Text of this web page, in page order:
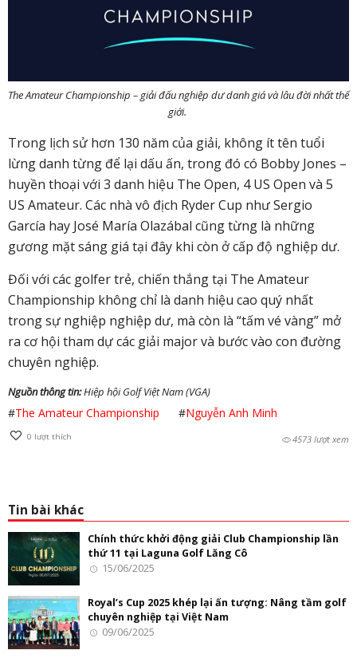
The Amateur Championship – giải đấu nghiệp dư danh giá và lâu đời nhất thế
giới.
Trong lịch sử hơn 130 năm của giải, không ít tên tuổi
lừng danh từng để lại dấu ấn, trong đó có Bobby Jones –
huyền thoại với 3 danh hiệu The Open, 4 US Open và 5
US Amateur. Các nhà vô địch Ryder Cup như Sergio
García hay José María Olazábal cũng từng là những
gương mặt sáng giá tại đây khi còn ở cấp độ nghiệp dư.
Đối với các golfer trẻ, chiến thắng tại The Amateur
Championship không chỉ là danh hiệu cao quý nhất
trong sự nghiệp nghiệp dư, mà còn là “tấm vé vàng” mở
ra cơ hội tham dự các giải major và bước vào con đường
chuyên nghiệp.
Nguồn thông tin:Hiệp hội Golf Việt Nam (VGA)
#The Amateur Championship #Nguyễn Anh Minh
0 lượt thích 4573 lượt xem
Tin bài khác
Chính thức khởi động giải Club Championship lần
thứ 11 tại Laguna Golf Lăng Cô
15/06/2025
Royal’s Cup 2025 khép lại ấn tượng: Nâng tầm golf
chuyên nghiệp tại Việt Nam
09/06/2025